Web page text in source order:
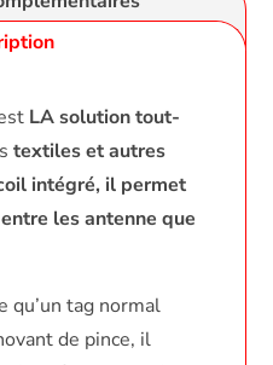
LA solution tout-
textiles et autres
intégré, il permet
les antenne que
qu’un tag normal
de pince, il